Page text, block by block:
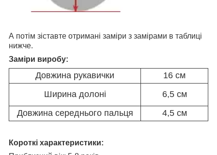
А потім зіставте отримані заміри з замірами в таблиці
нижче.
Заміри виробу:
Довжина рукавички
16 см
Ширина долоні
6,5 см
Довжина середнього пальця
4,5 см
Короткі характеристики: